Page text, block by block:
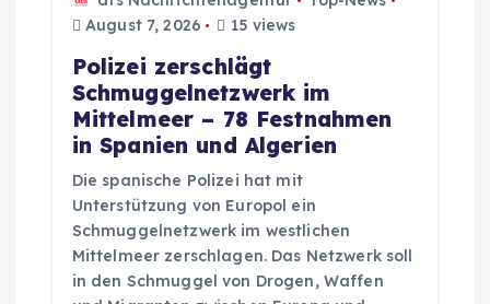
August 7, 2026
15 views
Polizei zerschlägt
Schmuggelnetzwerk im
Mittelmeer – 78 Festnahmen
in Spanien und Algerien
Die spanische Polizei hat mit
Unterstützung von Europol ein
Schmuggelnetzwerk im westlichen
Mittelmeer zerschlagen. Das Netzwerk soll
in den Schmuggel von Drogen, Waffen